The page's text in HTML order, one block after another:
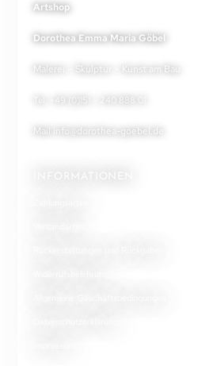
Artshop
Dorothea Emma Maria Göbel
Malerei – Skulptur – Kunst am Bau
Tel. +49 (0)151 – 240 888 01
Mail info@dorothea-goebel.de